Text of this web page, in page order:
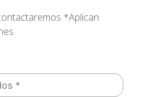
*Aplican